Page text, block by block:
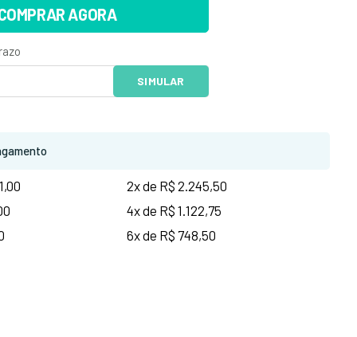
AGORA
2x de R$ 2.245,50
4x de R$ 1.122,75
6x de R$ 748,50